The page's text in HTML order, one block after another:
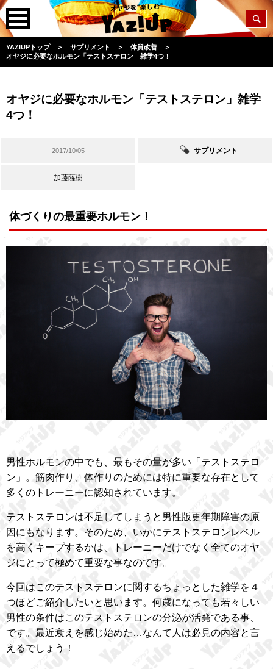
YAZIUPトップ ＞ サプリメント ＞ 体質改善
＞
オヤジに必要なホルモン「テストステロン」雑学4つ！
オヤジに必要なホルモン「テストステロン」雑学
4つ！
2017/10/05 サプリメント
加藤薩樹
体づくりの最重要ホルモン！
男性ホルモンの中でも、最もその量が多い「テストステロ
ン」。筋肉作り、体作りのためには特に重要な存在として
多くのトレーニーに認知されています。
テストステロンは不足してしまうと男性版更年期障害の原
因にもなります。そのため、いかにテストステロンレベル
を高くキープするかは、トレーニーだけでなく全てのオヤ
ジにとって極めて重要な事なのです。
今回はこのテストステロンに関するちょっとした雑学を４
つほどご紹介したいと思います。何歳になっても若々しい
男性の条件はこのテストステロンの分泌が活発である事、
です。最近衰えを感じ始めた…なんて人は必見の内容と言
えるでしょう！